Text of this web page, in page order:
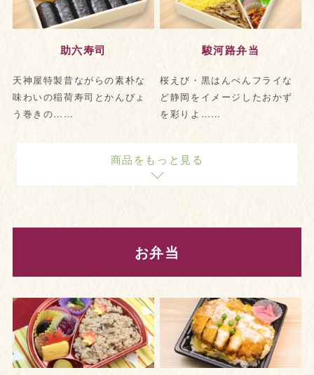
助六寿司
天神屋特製昔ながらの素朴な
味わいの稲荷寿司とかんぴょ
う巻きの……
駿河路弁当
桜えび・黒はんぺんフライな
ど静岡をイメージしたおかず
を彩りよ……
商品をもっと見る
お弁当